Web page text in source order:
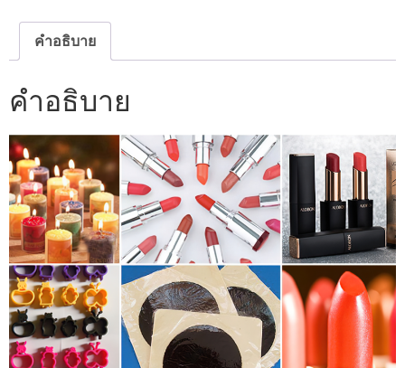
คำอธิบาย
คำอธิบาย